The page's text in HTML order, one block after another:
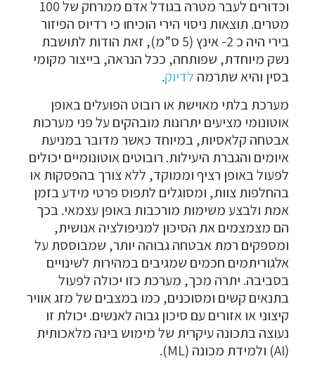
וכדורים לעבר מטרה בגודל אדם ממרחק של 100
מטרים. תוצאות ניסוי הירי הוכיחו כי רדיוס הפיזור
בירי היה כ 2- אינץ (5 ס”מ), זאת הודות לתושבת
נשק מיוחדת, שפותחה, ככל הנראה, בייצור מקומי
בסין והיא שתרמה לדיוק.
מערכת בלתי מאוישת או רובוט הפועלים באופן
אוטונומי מציעים יתרונות מובהקים על פני מערכות
אבטחה קלאסיות, במיוחד כאשר מדובר במניעת
איומים והגברת היעילות. רובוטים אוטונומיים יכולים
לפעול באופן רציף וממוקד, ללא צורך בהפסקות או
בהחלפות צוות, ומסוגלים לתפוס פרטי מידע בזמן
אמת ולבצע משימות מורכבות באופן עצמאי. בכך
הם מצמצמים את הסיכון למניפולציה אנושית,
ומספקים רמת אבטחה גבוהה יותר, שמבוססת על
אלגוריתמים חכמים שמגיבים במהירות לשינויים
בסביבה. יתרה מכך, מערכת כזו יכולה לפעול
בתנאים קשים ומסוכנים, כמו במצבים של מזג אוויר
קיצוני או אזורים עם סיכון גבוה לאנשים. יכולת זו
נעוצה בתכונה עיקרית של מימוש בינה מלאכותית
(AI) ולמידת מכונה (ML).